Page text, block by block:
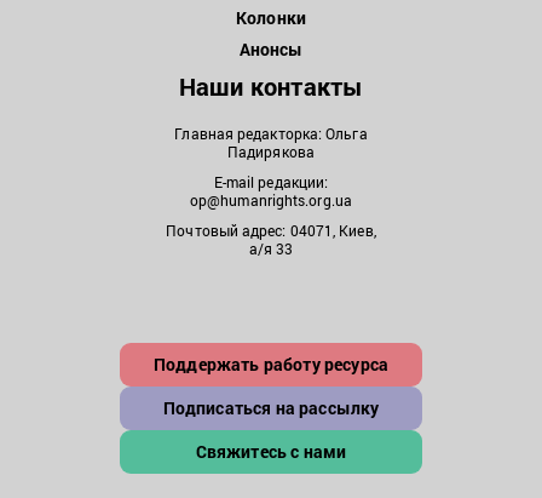
Колонки
Анонсы
Наши контакты
Главная редакторка: Ольга
Падирякова
E-mail редакции:
op@humanrights.org.ua
Почтовый адрес: 04071, Киев,
а/я 33
Поддержать работу ресурса
Подписаться на рассылку
Свяжитесь с нами